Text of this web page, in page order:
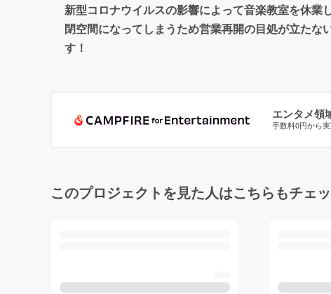
新型コロナウイルスの影響によって音楽教室を休
閉空間になってしまうため営業再開の目処が立た
す！
エンタメ領
手数料0円から
このプロジェクトを見た人はこちらもチェ